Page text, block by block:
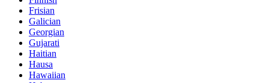
Frisian
Galician
Georgian
Gujarati
Haitian
Hausa
Hawaiian